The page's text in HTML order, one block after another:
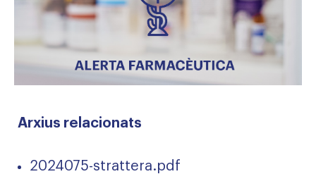
Arxius relacionats
2024075-strattera.pdf